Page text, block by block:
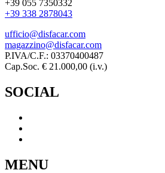
+39 055 7350332
+39 338 2878043
ufficio@disfacar.com
magazzino@disfacar.com
P.IVA/C.F.: 03370400487
Cap.Soc. € 21.000,00 (i.v.)
SOCIAL
MENU